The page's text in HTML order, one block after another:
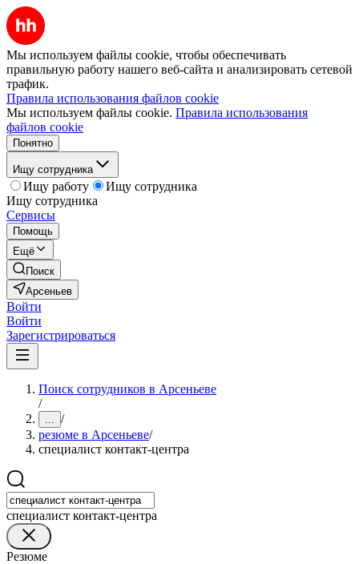
Мы используем файлы cookie, чтобы обеспечивать
правильную работу нашего веб-сайта и анализировать сетевой
трафик.
Правила использования файлов cookie
Мы используем файлы cookie. Правила использования
файлов cookie
Понятно
Ищу сотрудника
Ищу работу
Ищу сотрудника
Ищу сотрудника
Сервисы
Помощь
Ещё
Поиск
Арсеньев
Войти
Войти
Зарегистрироваться
Поиск сотрудников в Арсеньеве
/
... /
резюме в Арсеньеве/
специалист контакт-центра
специалист контакт-центра
Резюме